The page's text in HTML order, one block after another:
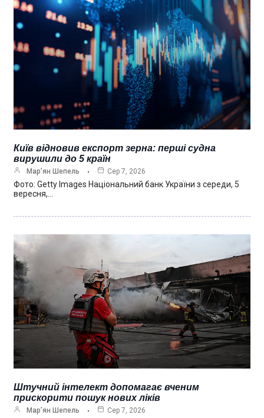
Київ відновив експорт зерна: перші судна
вирушили до 5 країн
Мар’ян Шепель Сер 7, 2026
Фото: Getty Images Національний банк України з середи, 5
вересня,…
Штучний інтелект допомагає вченим
прискорити пошук нових ліків
Мар’ян Шепель Сер 7, 2026